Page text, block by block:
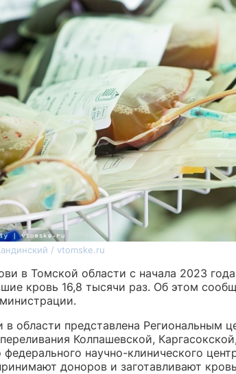
/ vtomske.ru
в Томской области с начала 2023
кровь 16,8 тысячи раз. Об этом
в области представлена Региональным
Колпашевской,
федерального научно-клинического
доноров и заготавливают